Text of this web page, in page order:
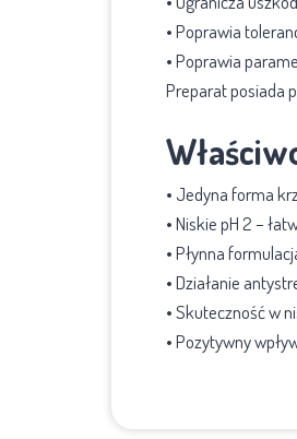
• Poprawia
• Poprawia
Preparat posiada
• Jedyna forma
• Niskie pH 2 –
• Płynna
• Działanie
• Skuteczność w
• Pozytywny